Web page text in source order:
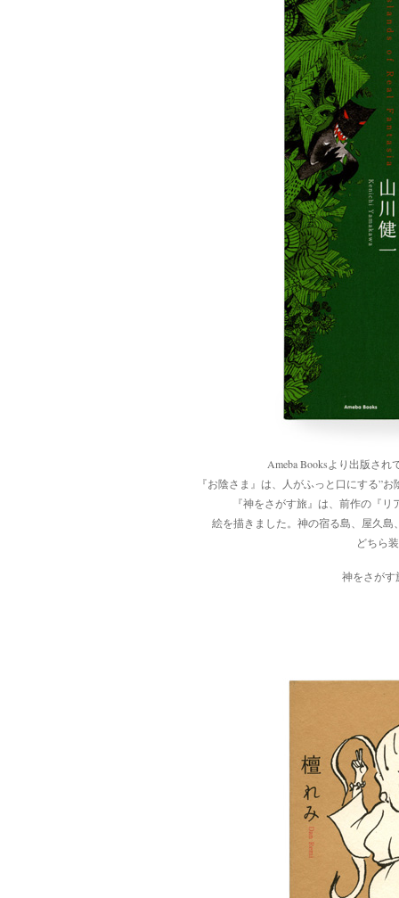
Ameba Booksより出版さ
『お陰さま』は、人がふっと口にする”
『神をさがす旅』は、前作の『
絵を描きました。神の宿る島、屋久
どちら
神をさが